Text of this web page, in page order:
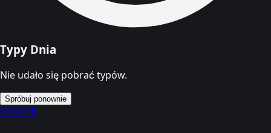
Typy Dnia
Nie udało się pobrać typów.
Spróbuj ponownie
SPORT1